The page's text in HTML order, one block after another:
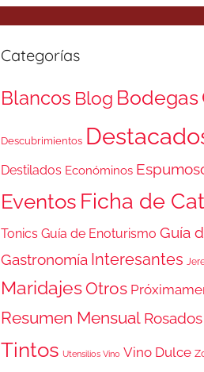
Categorías
Blancos Blog Bodegas
Descubrimientos
Destilados Económinos
Eventos Ficha de
Tonics Guía de Enoturismo Guía
Gastronomía Interesantes
MaridajesOtros
Resumen Mensual Rosados
Tintos Utensilios Vino Vino Dulce